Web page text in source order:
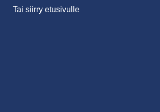
Tai siirry etusivulle